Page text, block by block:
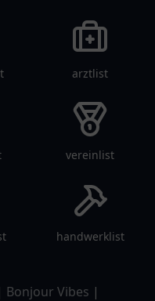
arztlist
vereinlist
handwerklist
Bonjour Vibes |